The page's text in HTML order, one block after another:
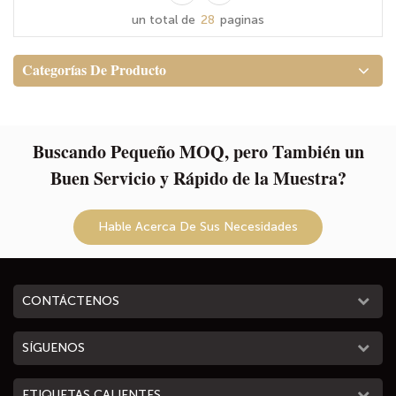
de la humedad y los derrames.
estamos dedicados a
proporcionar productos
superiores elaborados a partir
de materiales ecológicos ¡Eleve
un total de 28 paginas
Categorías De Producto
Buscando Pequeño MOQ, pero También un
Buen Servicio y Rápido de la Muestra?
Hable Acerca De Sus Necesidades
CONTÁCTENOS
SÍGUENOS